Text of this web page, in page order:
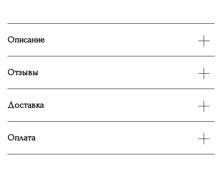
Описание
Отзывы
Доставка
Оплата